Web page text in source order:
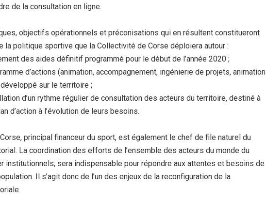
de la consultation en ligne.
objectifs opérationnels et préconisations qui en résultent constitueront
la politique sportive que la Collectivité de Corse déploiera autour :
des aides définitif programmé pour le début de l’année 2020 ;
d’actions (animation, accompagnement, ingénierie de projets, animation
sur le territoire ;
d’un rythme régulier de consultation des acteurs du territoire, destiné à
d’action à l’évolution de leurs besoins.
principal financeur du sport, est également le chef de file naturel du
La coordination des efforts de l’ensemble des acteurs du monde du
institutionnels, sera indispensable pour répondre aux attentes et besoins de
Il s’agit donc de l’un des enjeux de la reconfiguration de la